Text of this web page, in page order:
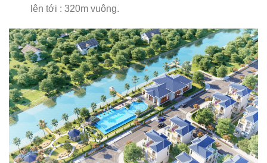
lên tới : 320m vuông.